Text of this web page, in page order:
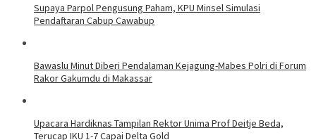
Supaya Parpol Pengusung Paham, KPU Minsel Simulasi
Pendaftaran Cabup Cawabup
Bawaslu Minut Diberi Pendalaman Kejagung-Mabes Polri di Forum
Rakor Gakumdu di Makassar
Upacara Hardiknas Tampilan Rektor Unima Prof Deitje Beda,
Terucap IKU 1-7 Capai Delta Gold